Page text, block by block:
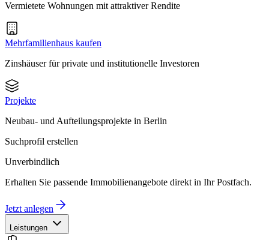
Vermietete Wohnungen mit attraktiver Rendite
Mehrfamilienhaus kaufen
Zinshäuser für private und institutionelle Investoren
Projekte
Neubau- und Aufteilungsprojekte in Berlin
Suchprofil erstellen
Unverbindlich
Erhalten Sie passende Immobilienangebote direkt in Ihr Postfach.
Jetzt anlegen
Leistungen